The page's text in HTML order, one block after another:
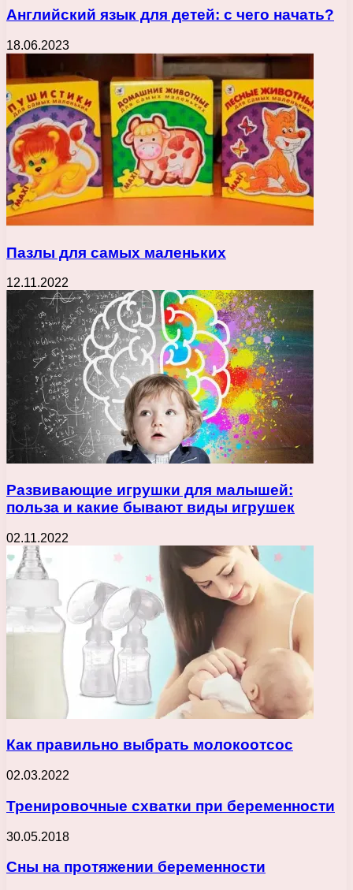
Английский язык для детей: с чего начать?
18.06.2023
Пазлы для самых маленьких
12.11.2022
Развивающие игрушки для малышей:
польза и какие бывают виды игрушек
02.11.2022
Как правильно выбрать молокоотсос
02.03.2022
Тренировочные схватки при беременности
30.05.2018
Сны на протяжении беременности